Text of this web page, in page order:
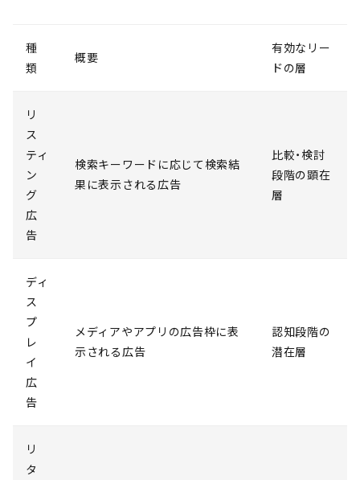
種
類
概要
有効なリー
ドの層
リ
ス
ティ
ン
グ
広
告
検索キーワードに応じて検索結
果に表示される広告
比較・検討
段階の顕在
層
ディ
ス
プ
レ
イ
広
告
メディアやアプリの広告枠に表
示される広告
認知段階の
潜在層
リ
タ